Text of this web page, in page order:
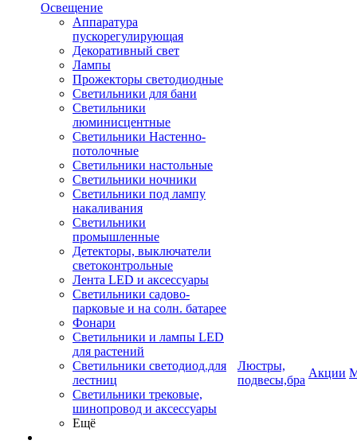
Освещение
Аппаратура
пускорегулирующая
Декоративный свет
Лампы
Прожекторы светодиодные
Светильники для бани
Светильники
люминисцентные
Светильники Настенно-
потолочные
Светильники настольные
Светильники ночники
Светильники под лампу
накаливания
Светильники
промышленные
Детекторы, выключатели
светоконтрольные
Лента LED и аксессуары
Светильники садово-
парковые и на солн. батарее
Фонари
Светильники и лампы LED
для растений
Светильники светодиод.для
лестниц
Светильники трековые,
шинопровод и аксессуары
Ещё
Люстры,
подвесы,бра
Акции